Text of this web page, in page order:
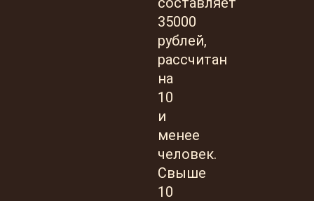
35000
рублей,
рассчитан
на
10
и
менее
человек.
Свыше
10